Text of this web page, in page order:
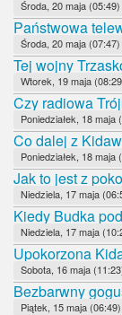
Środa, 20 maja (05:49)
Państwowa
Środa, 20 maja (07:47)
Tej wojny
Wtorek, 19 maja
Czy radiowa
Poniedziałek, 18 maja
Co dalej z
Poniedziałek, 18 maja
Jak to jest z
Niedziela, 17 maja
Kiedy Budka
Niedziela, 17 maja
Upokorzona
Sobota, 16 maja
Bezbarwny
Piątek, 15 maja (06:49)